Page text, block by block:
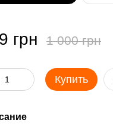
грн 1 000 грн
Купить